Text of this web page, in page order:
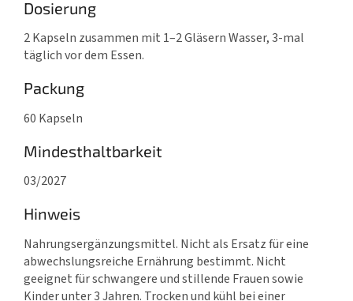
Dosierung
2 Kapseln zusammen mit 1–2 Gläsern Wasser, 3-mal
täglich vor dem Essen.
Packung
60 Kapseln
Mindesthaltbarkeit
03/2027
Hinweis
Nahrungsergänzungsmittel. Nicht als Ersatz für eine
abwechslungsreiche Ernährung bestimmt. Nicht
geeignet für schwangere und stillende Frauen sowie
Kinder unter 3 Jahren. Trocken und kühl bei einer